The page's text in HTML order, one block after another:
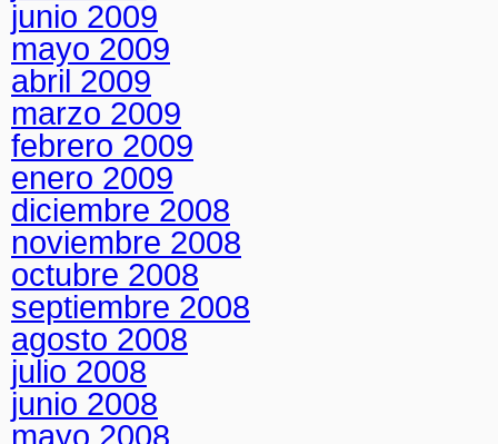
junio 2009
mayo 2009
abril 2009
marzo 2009
febrero 2009
enero 2009
diciembre 2008
noviembre 2008
octubre 2008
septiembre 2008
agosto 2008
julio 2008
junio 2008
mayo 2008